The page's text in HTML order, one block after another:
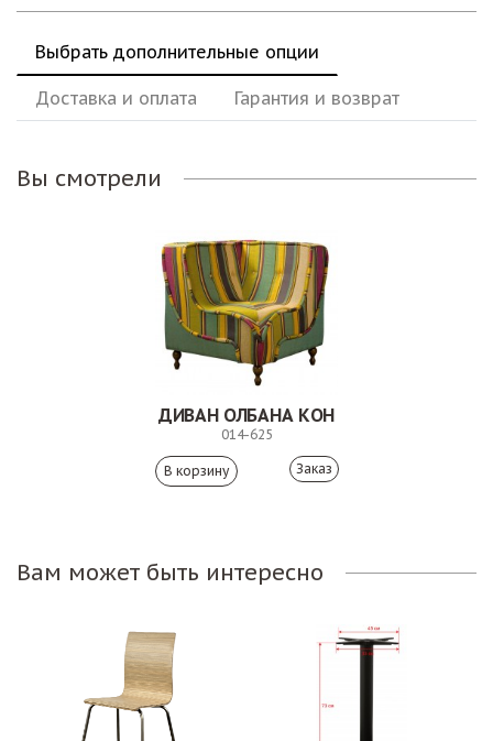
Выбрать дополнительные опции
Доставка и оплата Гарантия и возврат
Вы смотрели
ДИВАН ОЛБАНА КОН
014-625
Заказ
Вам может быть интересно